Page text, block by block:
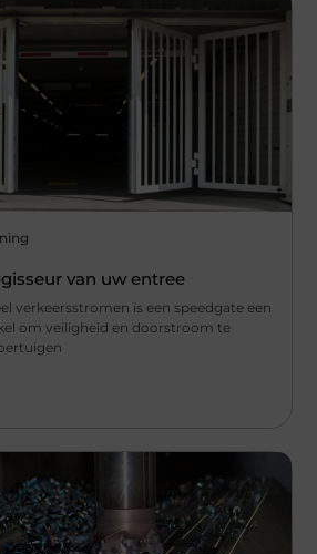
van uw entree
verkeersstromen is een speedgate een
om veiligheid en doorstroom te